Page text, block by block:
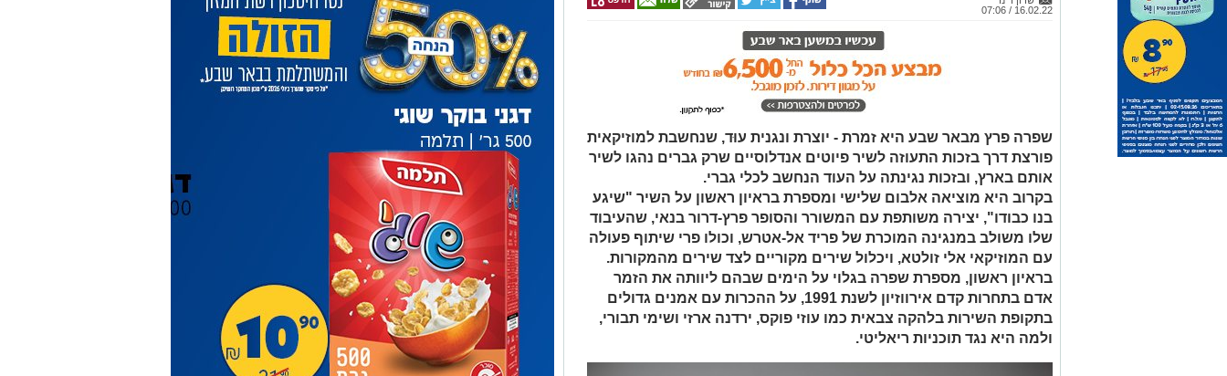
16.02.22 / 07:06
שפרה פרץ מבאר שבע היא זמרת - יוצרת ונגנית עוּד, שנחשבת למוזיקאית
פורצת דרך בזכות התעוזה לשיר פיוטים אנדלוסיים שרק גברים נהגו לשיר
אותם בארץ, ובזכות נגינתה על העוד הנחשב לכלי גברי.
בקרוב היא מוציאה אלבום שלישי ומספרת בראיון ראשון על השיר "שיגע
בנו כבודו", יצירה משותפת עם המשורר והסופר פרץ-דרור בנאי, שהעיבוד
שלו משולב במנגינה המוכרת של פריד אל-אטרש, וכולו פרי שיתוף פעולה
עם המוזיקאי אלי זולטא, ויכלול שירים מקוריים לצד שירים מהמקורות.
בראיון ראשון, מספרת שפרה בגלוי על הימים שבהם ליוותה את הזמר
אדם בתחרות קדם אירווזיון לשנת 1991, על ההכרות עם אמנים גדולים
בתקופת השירות בלהקה צבאית כמו עוזי פוקס, ירדנה ארזי ושימי תבורי,
ולמה היא נגד תוכניות ריאליטי.